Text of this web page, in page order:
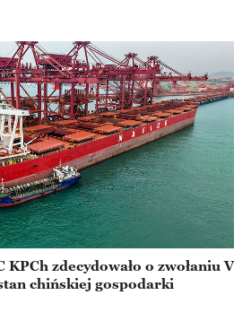
zdecydowało o zwołaniu V
chińskiej gospodarki